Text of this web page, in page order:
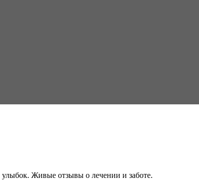
улыбок. Живые отзывы о лечении и заботе.